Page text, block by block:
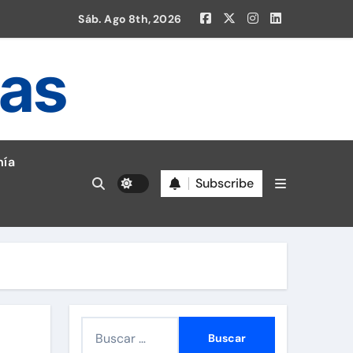
la Liga 1!
Sáb. Ago 8th, 2026
Subscribe